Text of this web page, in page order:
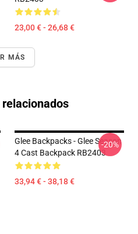
23,00 € - 26,68 €
MÁS
Glee Backpacks - Glee Season
4 Cast Backpack RB2403
33,94 € - 38,18 €
-20%